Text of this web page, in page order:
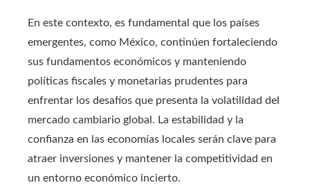
En este contexto, es fundamental que los países
emergentes, como México, continúen fortaleciendo
sus fundamentos económicos y manteniendo
políticas fiscales y monetarias prudentes para
enfrentar los desafíos que presenta la volatilidad del
mercado cambiario global. La estabilidad y la
confianza en las economías locales serán clave para
atraer inversiones y mantener la competitividad en
un entorno económico incierto.